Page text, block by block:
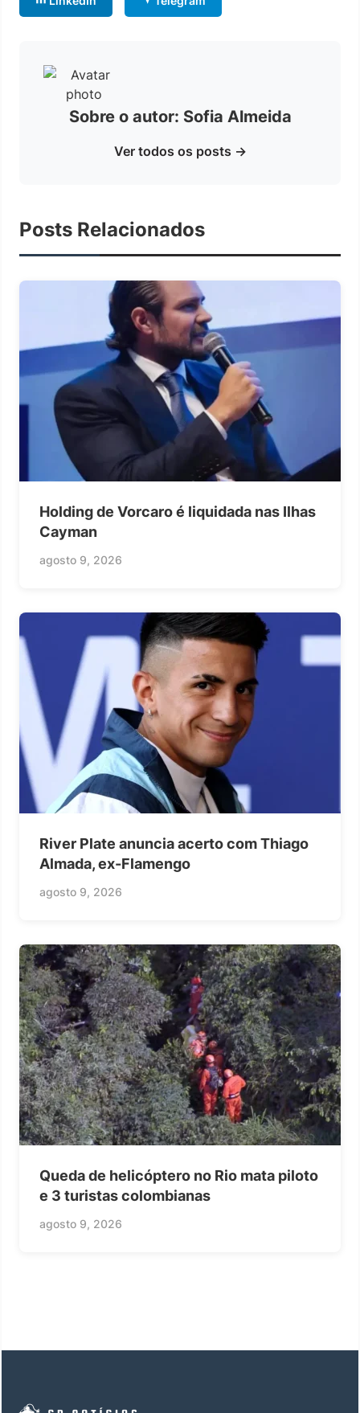
Sobre o autor: Sofia Almeida
Ver todos os posts →
Posts Relacionados
Holding de Vorcaro é liquidada nas Ilhas
Cayman
agosto 9, 2026
River Plate anuncia acerto com Thiago
Almada, ex-Flamengo
agosto 9, 2026
Queda de helicóptero no Rio mata piloto
e 3 turistas colombianas
agosto 9, 2026